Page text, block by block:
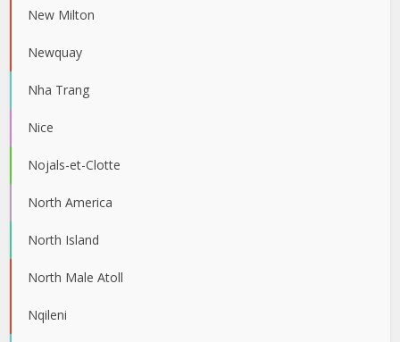
New Milton
Newquay
Nha Trang
Nice
Nojals-et-Clotte
North America
North Island
North Male Atoll
Nqileni